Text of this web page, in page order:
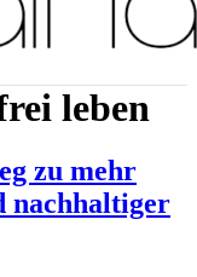
leben
zu mehr
nachhaltiger